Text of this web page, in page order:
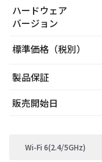
ハードウェア
バージョン
標準価格（税別）
製品保証
販売開始日
Wi-Fi 6(2.4/5GHz)